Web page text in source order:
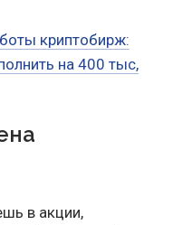
криптобирж:
на 400 тыс,
в акции,